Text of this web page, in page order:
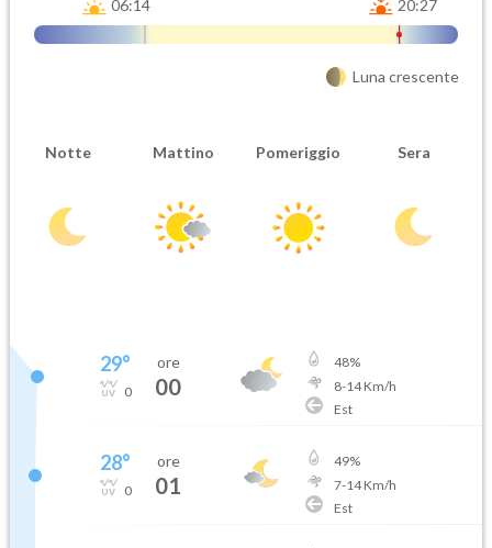
06:14 20:27
Luna crescente
Notte Mattino Pomeriggio Sera
29°
0
ore
00
48%
8-14Km/h
Est
28°
0
ore
01
49%
7-14Km/h
Est